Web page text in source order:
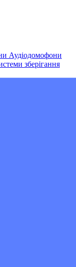
Аудіодомофони
зберігання